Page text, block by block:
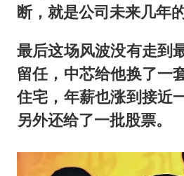
断，就是公司未来几年
最后这场风波没有走到
留任，中芯给他换了一
住宅，年薪也涨到接近
另外还给了一批股票。